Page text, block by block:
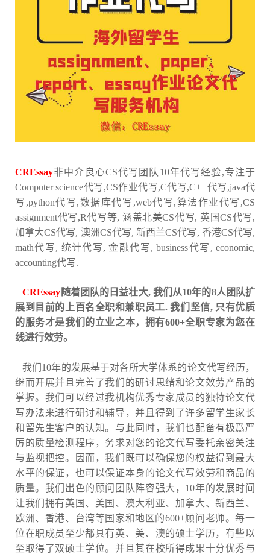
CREssay非中介良心CS代写团队10年代写经验,专注于
Computer science代写,CS作业代写,C代写,C++代写,java代
写,python代写,数据库代写,web代写,算法作业代写,CS
assignment代写,R代写等, 涵盖北美CS代写, 英国CS代写,
加拿大CS代写, 澳洲CS代写, 新西兰CS代写, 香港CS代写,
math代写, 统计代写, 金融代写, business代写, economic,
accounting代写.
CREssay 随着团队的日益壮大, 我们从10年的8人团队扩
展到目前的上百名全职和兼职员工. 我们坚信, 只有优质
的服务才是我们的立业之本，拥有600+全职专家为您在
线进行效劳。
我们10年的发展基于对各所大学体系的论文代写经历，
继而开展并且完善了我们的研讨思绪和论文效劳产品的
掌握。我们可以经过我机构优秀专家成员的独特论文代
写办法来进行研讨和辅导，并且得到了许多留学生家长
和留先生客户的认知。与此同时，我们也配备有极爲严
厉的质量检测程序，务求对您的论文代写委托亲密关注
与监视把控。因而，我们既可以确保您的权益得到最大
水平的保证，也可以保证本身的论文代写效劳和商品的
质量。我们出色的顾问团队阵容强大，10年的发展时间
让我们拥有英国、美国、澳大利亚、加拿大、新西兰、
欧洲、香港、台湾等国家和地区的600+顾问老师。每一
位在职成员至少都具有英、美、澳的硕士学历，有些以
至取得了双硕士学位。并且其在校所得成果十分优秀与